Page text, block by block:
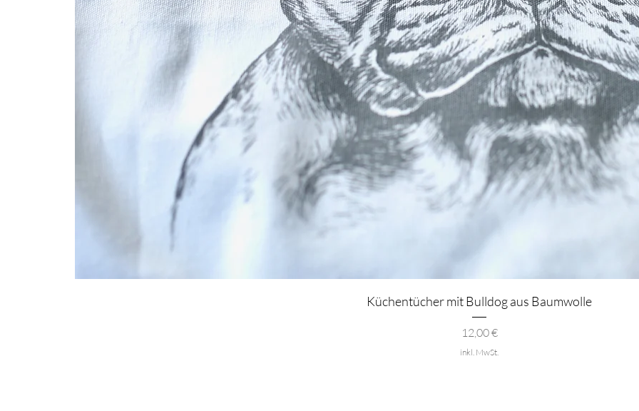
Schnellansicht
Küchentücher mit Bulldog aus Baumwolle
Preis
12,00 €
inkl. MwSt.